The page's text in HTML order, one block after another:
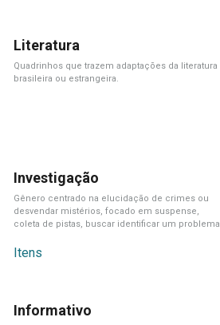
Literatura
Quadrinhos que trazem adaptações da literatura
brasileira ou estrangeira.
Investigação
Gênero centrado na elucidação de crimes ou
desvendar mistérios, focado em suspense,
coleta de pistas, buscar identificar um problema,
Itens
Informativo